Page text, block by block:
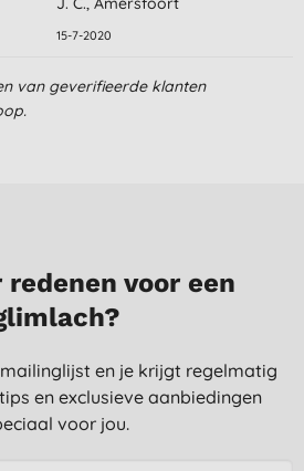
15-7-2020
van geverifieerde klanten
redenen voor een
en je krijgt regelmatig
en exclusieve aanbiedingen
voor jou.